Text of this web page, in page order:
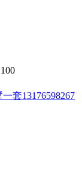
套13176598267